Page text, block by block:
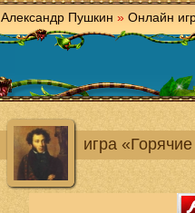
Александр Пушкин » Онлайн
игра